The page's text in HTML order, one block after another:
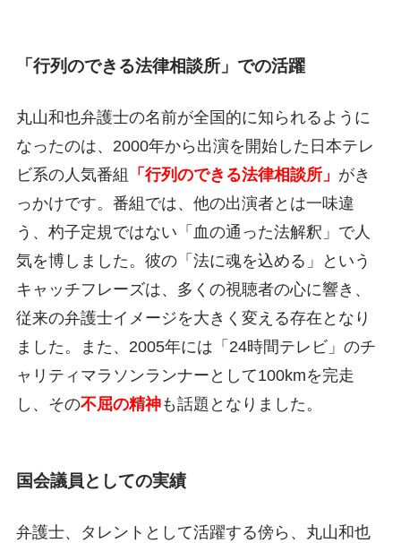
「行列のできる法律相談所」での活躍
丸山和也弁護士の名前が全国的に知られるように
なったのは、2000年から出演を開始した日本テレ
ビ系の人気番組
「行列のできる法律相談所」 がき
っかけです。番組では、他の出演者とは一味違
う、杓子定規ではない「血の通った法解釈」で人
気を博しました。彼の「法に魂を込める」という
キャッチフレーズは、多くの視聴者の心に響き、
従来の弁護士イメージを大きく変える存在となり
ました。また、2005年には「24時間テレビ」のチ
ャリティマラソンランナーとして100kmを完走
し、その不屈の精神も話題となりました。
国会議員としての実績
弁護士、タレントとして活躍する傍ら、丸山和也